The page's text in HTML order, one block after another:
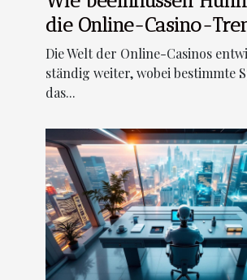
die Online-Casino-
Die Welt der Online-Casinos
ständig weiter, wobei bestimmte
das...